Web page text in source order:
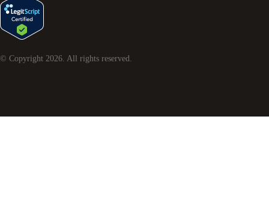
© Copyright 2026 . All rights reserved.